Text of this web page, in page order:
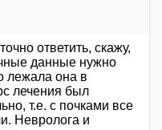
ответить, скажу,
данные нужно
лежала она в
лечения был
т.е. с почками все
Невролога и